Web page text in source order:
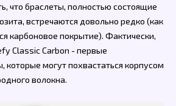
что браслеты, полностью состоящие
встречаются довольно редко (как
карбоновое покрытие). Фактически,
Classic Carbon - первые
которые могут похвастаться корпусом
волокна.